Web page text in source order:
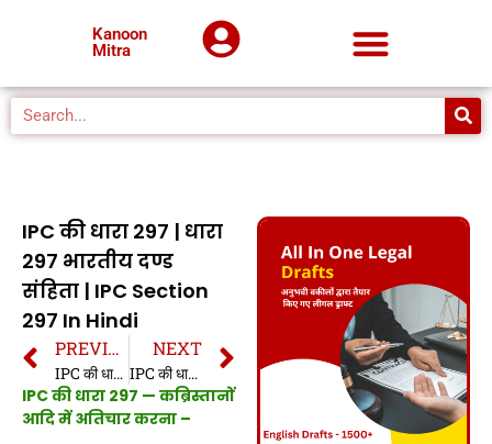
Kanoon
Mitra
IPC की धारा 297 | धारा
297 भारतीय दण्ड
संहिता | IPC Section
297 In Hindi
PREVIOUS
IPC की धारा 296 | धारा 296 भारतीय दण्ड संहिता | IPC Section 296 In Hindi
NEXT
IPC की धारा 298 | धारा 298 भारतीय दण्ड संहिता | IPC Section 298 In Hindi
IPC की धारा 297 — कब्रिस्तानों
आदि में अतिचार करना –